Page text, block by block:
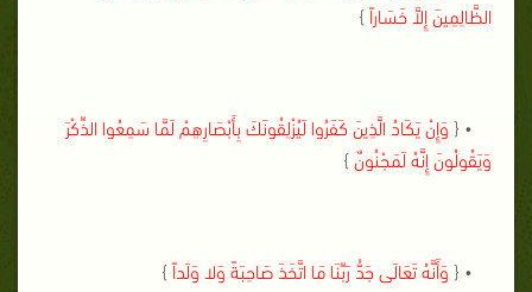
الظَّالِمِينَ إِلاَّ خَسَاراً}
• { وَإِنْ يَكَادُ الَّذِينَ كَفَرُوا لَيُزْلِقُونَكَ بِأَبْصَارِهِمْ لَمَّا سَمِعُوا الذِّكْرَ
وَيَقُولُونَ إِنَّهُ لَمَجْنُونٌ}
• { وَأَنَّهُ تَعَالَى جَدُّ رَبِّنَا مَا اتَّخَذَ صَاحِبَةً وَلا وَلَداً}